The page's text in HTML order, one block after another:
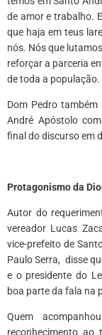
de amor e trabalho.
que haja em teus
nós. Nós que
reforçar a parceria
de toda a população.
Dom Pedro
André Apóstolo
final do discurso em
Protagonismo da
Autor do
vereador Lucas
vice-prefeito de
Paulo Serra, disse
e o presidente do
boa parte da fala na
Quem
reconhecimento